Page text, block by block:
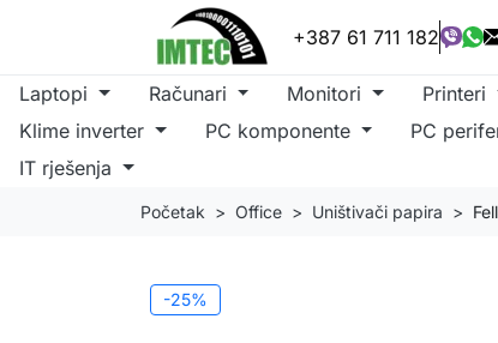
+387 61 711 182
Laptopi Računari Monitori Printeri
Klime inverter
PC komponente PC
IT rješenja
Početak Office Uništivači papira
-25%